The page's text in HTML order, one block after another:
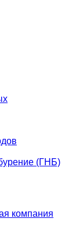
(ГНБ)
компания